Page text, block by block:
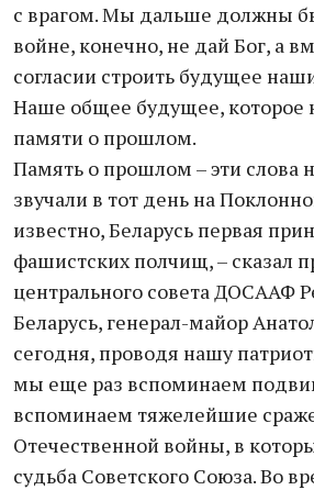
с врагом. Мы дальше должны
войне, конечно, не дай Бог, а
согласии строить будущее
Наше общее будущее, которое
памяти о прошлом.
Память о прошлом – эти слова
звучали в тот день на
известно, Беларусь первая
фашистских полчищ, – сказал
центрального совета ДОСААФ
Беларусь, генерал-майор
сегодня, проводя нашу
мы еще раз вспоминаем
вспоминаем тяжелейшие
Отечественной войны, в
судьба Советского Союза. Во